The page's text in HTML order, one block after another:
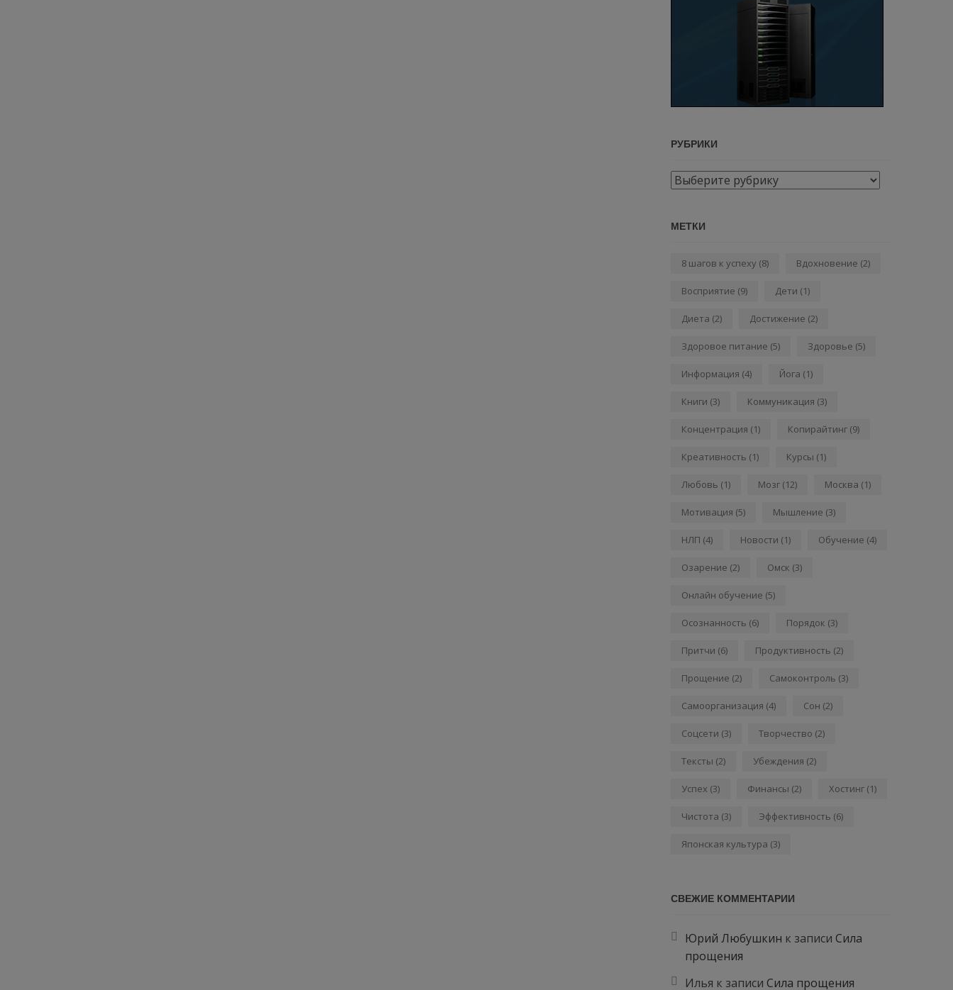
РУБРИКИ
Рубрики
МЕТКИ
8 шагов к успеху (8) Вдохновение (2)
Восприятие (9) Дети (1)
Диета (2) Достижение (2)
Здоровое питание (5) Здоровье (5)
Информация (4) Йога (1)
Книги (3) Коммуникация (3)
Концентрация (1) Копирайтинг (9)
Креативность (1) Курсы (1)
Любовь (1) Мозг (12) Москва (1)
Мотивация (5) Мышление (3)
НЛП (4) Новости (1) Обучение (4)
Озарение (2) Омск (3)
Онлайн обучение (5)
Осознанность (6) Порядок (3)
Притчи (6) Продуктивность (2)
Прощение (2) Самоконтроль (3)
Самоорганизация (4) Сон (2)
Соцсети (3) Творчество (2)
Тексты (2) Убеждения (2)
Успех (3) Финансы (2) Хостинг (1)
Чистота (3) Эффективность (6)
Японская культура (3)
СВЕЖИЕ КОММЕНТАРИИ
Юрий Любушкин к записи Сила
прощения
Илья к записи Сила прощения